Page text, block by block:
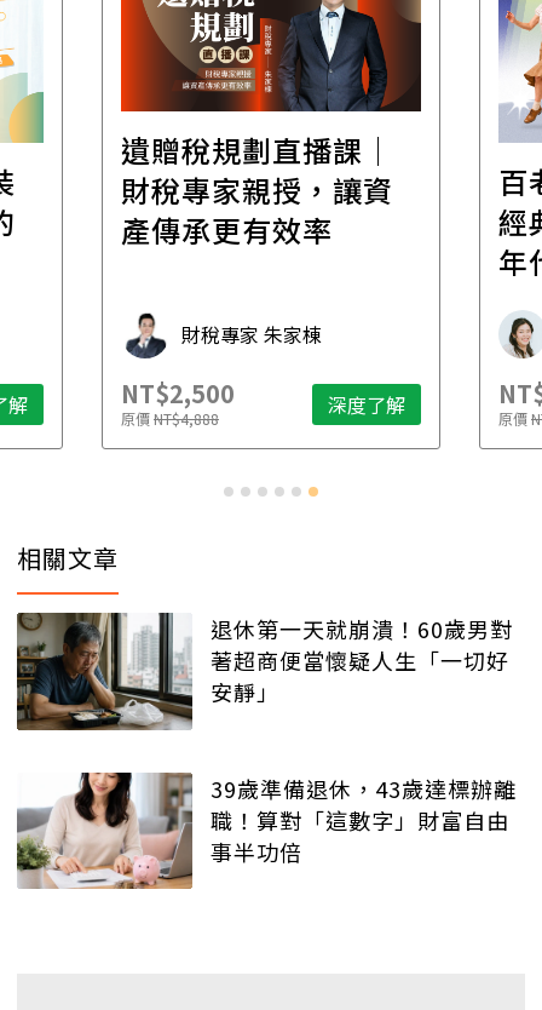
解
百老匯踢踏舞｜穿越
經典，踏出爵士黃金
學魚老師 Michelle
NT$6,800
原價NT$8,200 深度了解
高
場
家
原價
相關文章
退休第一天就崩潰！60歲男對
著超商便當懷疑人生「一切好
安靜」
39歲準備退休，43歲達標辦離
職！算對「這數字」財富自由
事半功倍